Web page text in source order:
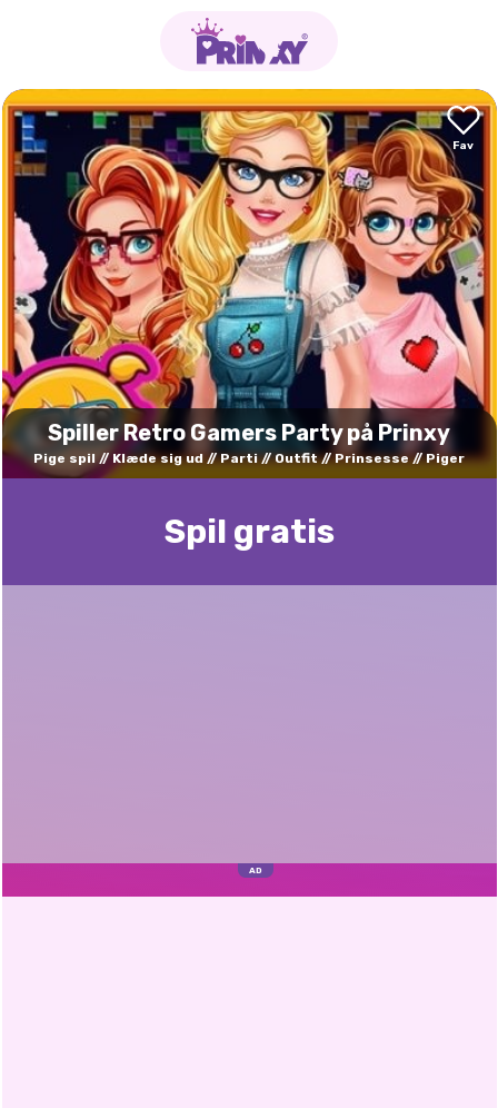
Spiller Retro Gamers Party på Prinxy
Pige spil Klæde sig ud Parti Outfit Prinsesse Piger
Spil gratis